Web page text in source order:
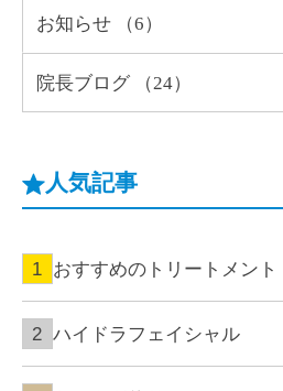
お知らせ （6）
院長ブログ （24）
人気記事
おすすめのトリートメント
ハイドラフェイシャル